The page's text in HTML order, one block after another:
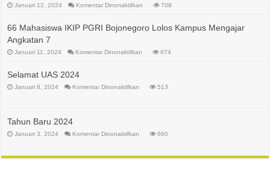
Januari 12, 2024 Komentar Dinonaktifkan pada
Setiawan
ke
dalam
2024
708
66 Mahasiswa IKIP PGRI Bojonegoro Lolos Kampus Mengajar
Angkatan 7
Januari 11, 2024 Komentar Dinonaktifkan pada
Bojonegoro
Lolos
674
Selamat UAS 2024
Januari 8, 2024 Komentar Dinonaktifkan pada
513
Tahun Baru 2024
Januari 3, 2024 Komentar Dinonaktifkan pada
660